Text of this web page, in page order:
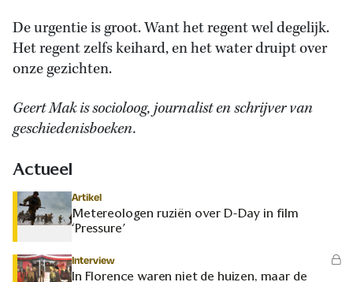
De urgentie is groot. Want het regent wel degelijk.
Het regent zelfs keihard, en het water druipt over
onze gezichten.
Geert Mak is socioloog, journalist en schrijver van
geschiedenisboeken.
Actueel
Artikel
Metereologen ruziën over D-Day in film
‘Pressure’
Interview
In Florence waren niet de huizen, maar de